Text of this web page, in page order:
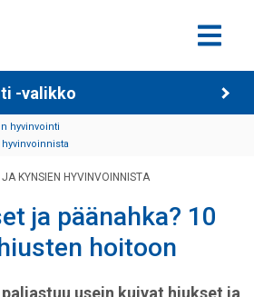
-valikko
hyvinvointi
KYNSIEN HYVINVOINNISTA
ja päänahka? 10
hoitoon
usein kuivat hiukset ja